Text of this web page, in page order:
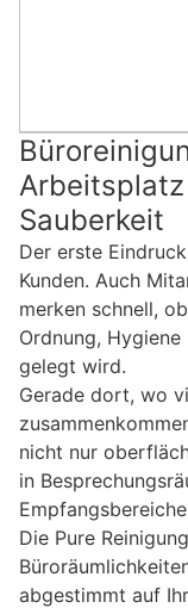
Sauberkeit
Der erste
Kunden. Auch
merken schnell,
Ordnung,
gelegt wird.
Gerade dort, wo
nicht nur
in
Die Pure
abgestimmt auf